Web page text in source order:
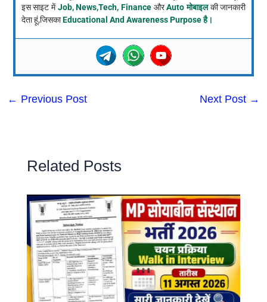
इस साइट मेंJob, News,Tech, Finance औरAuto मोबाइलकी जानकारी
देता हूं,जिसकाEducational And Awareness Purpose है।
← Previous Post Next Post →
Related Posts